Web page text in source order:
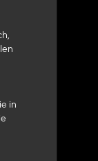
in
in